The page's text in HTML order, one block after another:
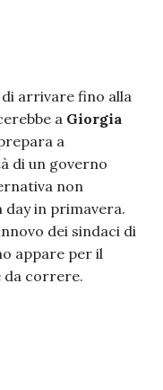
di arrivare fino alla
a Giorgia
a
di un governo
non
in primavera.
dei sindaci di
appare per il
da correre.